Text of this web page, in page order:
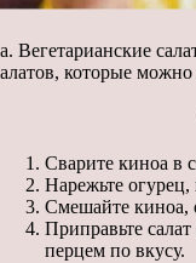
Вегетарианские
которые можно
Сварите киноа в
Нарежьте
Смешайте киноа,
Приправьте
перцем по вкусу.